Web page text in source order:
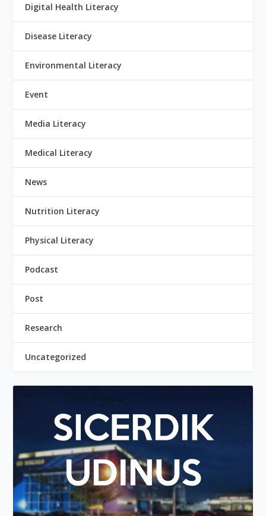
Digital Health Literacy
Disease Literacy
Environmental Literacy
Event
Media Literacy
Medical Literacy
News
Nutrition Literacy
Physical Literacy
Podcast
Post
Research
Uncategorized